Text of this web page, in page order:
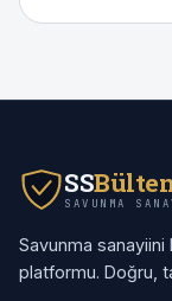
SS
SAVUNMA
Savunma sanayiini
platformu. Doğru,